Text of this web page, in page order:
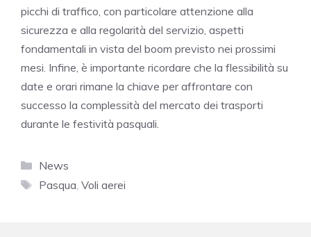
picchi di traffico, con particolare attenzione alla
sicurezza e alla regolarità del servizio, aspetti
fondamentali in vista del boom previsto nei prossimi
mesi. Infine, è importante ricordare che la flessibilità su
date e orari rimane la chiave per affrontare con
successo la complessità del mercato dei trasporti
durante le festività pasquali.
Categorie
News
Tag
Pasqua Voli aerei